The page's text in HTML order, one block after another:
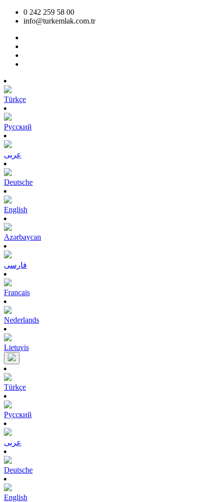
0 242 259 58 00
info@turkemlak.com.tr
Türkçe
Pусский
عربى
Deutsche
English
Azərbaycan
فارسی
Français
Nederlands
Lietuvis
Türkçe
Pусский
عربى
Deutsche
English